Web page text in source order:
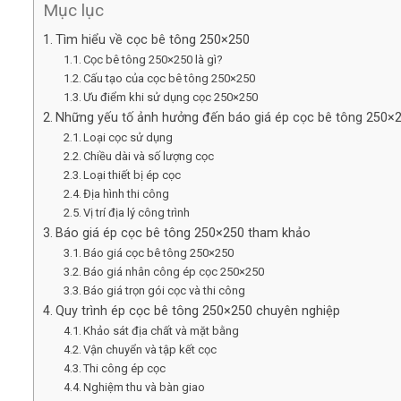
Mục lục
Tìm hiểu về cọc bê tông 250×250
Cọc bê tông 250×250 là gì?
Cấu tạo của cọc bê tông 250×250
Ưu điểm khi sử dụng cọc 250×250
Những yếu tố ảnh hưởng đến báo giá ép cọc bê tông
Loại cọc sử dụng
Chiều dài và số lượng cọc
Loại thiết bị ép cọc
Địa hình thi công
Vị trí địa lý công trình
Báo giá ép cọc bê tông 250×250 tham khảo
Báo giá cọc bê tông 250×250
Báo giá nhân công ép cọc 250×250
Báo giá trọn gói cọc và thi công
Quy trình ép cọc bê tông 250×250 chuyên nghiệp
Khảo sát địa chất và mặt bằng
Vận chuyển và tập kết cọc
Thi công ép cọc
Nghiệm thu và bàn giao